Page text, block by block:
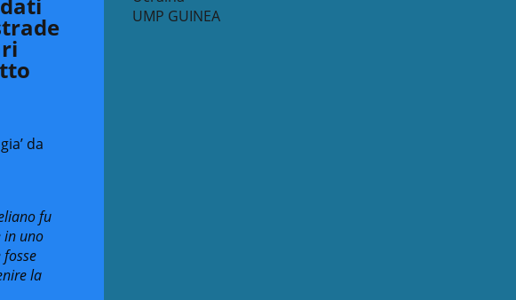
da
fu
in uno
la
UMP GUINEA